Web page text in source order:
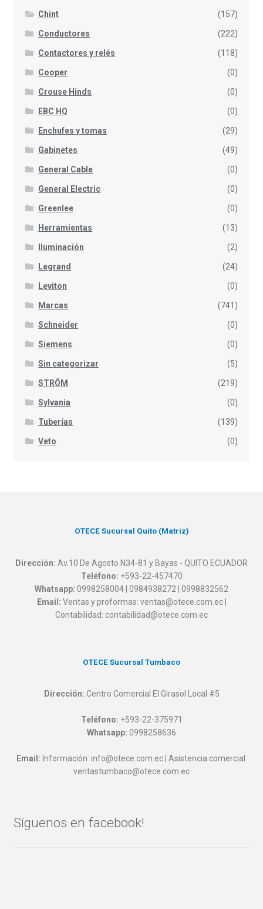
Chint (157)
Conductores (222)
Contactores y relés (118)
Cooper (0)
Crouse Hinds (0)
EBC HQ (0)
Enchufes y tomas (29)
Gabinetes (49)
General Cable (0)
General Electric (0)
Greenlee (0)
Herramientas (13)
Iluminación (2)
Legrand (24)
Leviton (0)
Marcas (741)
Schneider (0)
Siemens (0)
Sin categorizar (5)
STRÖM (219)
Sylvania (0)
Tuberías (139)
Veto (0)
OTECE Sucursal Quito (Matriz)
Dirección: Av.10 De Agosto N34-81 y Bayas - QUITO ECUADOR
Teléfono: +593-22-457470
Whatsapp: 0998258004 | 0984938272 | 0998832562
Email: Ventas y proformas: ventas@otece.com.ec |
Contabilidad: contabilidad@otece.com.ec
OTECE Sucursal Tumbaco
Dirección: Centro Comercial El Girasol Local #5
Teléfono: +593-22-375971
Whatsapp: 0998258636
Email: Información: info@otece.com.ec | Asistencia comercial:
ventastumbaco@otece.com.ec
Síguenos en facebook!